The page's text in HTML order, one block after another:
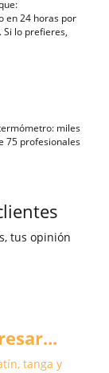
o en 24 horas por
lo prefieres,
miles
75 profesionales
tus opinión